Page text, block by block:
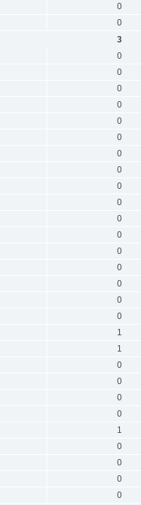
0
0
3
0
0
0
0
0
0
0
0
0
0
0
0
0
0
0
0
0
1
1
0
0
0
0
1
0
0
0
0